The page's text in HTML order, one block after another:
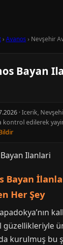
› Avanos › Nevşehir
Bayan
· Icerik,
edilerek
Bayan
Her Şey
güzellikleriyle
kurulmuş